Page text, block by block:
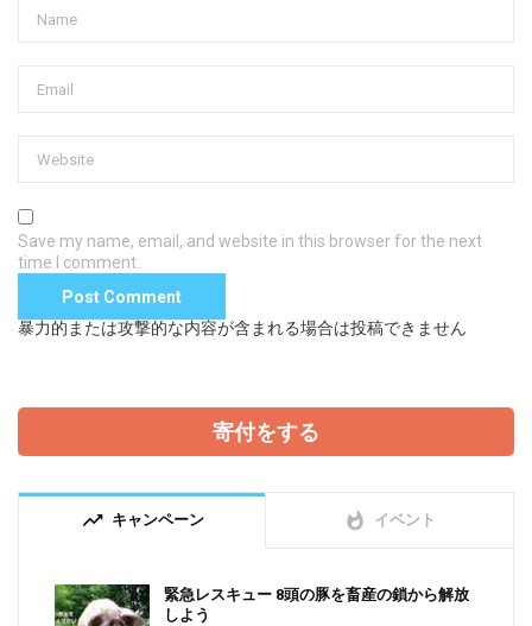
Save my name, email, and website in this browser for the next
time I comment.
暴力的または攻撃的な内容が含まれる場合は投稿できません
寄付をする
trending_up キャンペーン whatshot イベント
緊急レスキュー 8頭の豚を畜産の鎖から解放
しよう